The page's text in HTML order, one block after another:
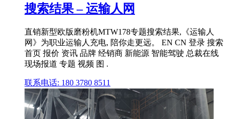
搜索结果 – 运输人网
直销新型欧版磨粉机MTW178专题搜索结果,《运输人
网》为职业运输人充电, 陪你走更远。 EN CN 登录 搜索
首页 报价 资讯 品牌 经销商 新能源 智能驾驶 总裁在线
现场报道 专题 视频 图 .
联系电话: 180 3780 8511